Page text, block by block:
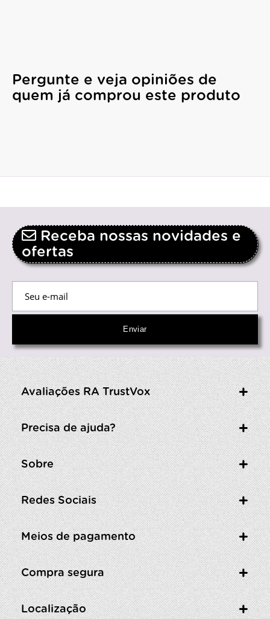
Pergunte e veja opiniões de
quem já comprou este produto
Receba nossas novidades e
ofertas
Avaliações RA TrustVox
Precisa de ajuda?
Sobre
Redes Sociais
Meios de pagamento
Compra segura
Localização